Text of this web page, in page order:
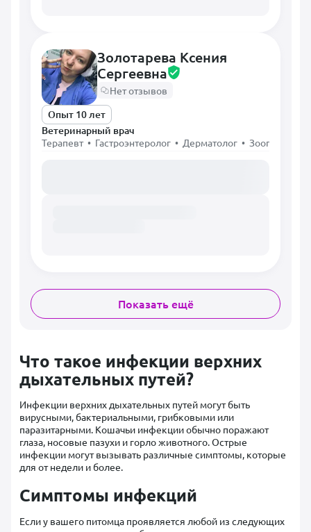
Золотарева Ксения
Сергеевна
Нет отзывов
Опыт 10 лет
Ветеринарный врач
Терапевт • Гастроэнтеролог • Дерматолог •
Показать ещё
Что такое инфекции верхних
дыхательных путей?
Инфекции верхних дыхательных путей могут быть
вирусными, бактериальными, грибковыми или
паразитарными. Кошачьи инфекции обычно поражают
глаза, носовые пазухи и горло животного. Острые
инфекции могут вызывать различные симптомы, которые
для от недели и более.
Симптомы инфекций
Если у вашего питомца проявляется любой из следующих